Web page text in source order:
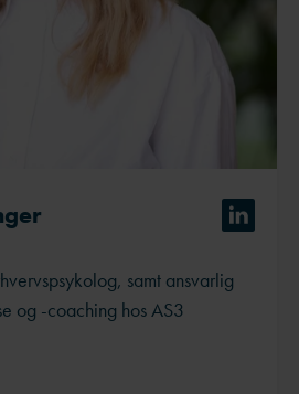
samt ansvarlig
og -coaching hos AS3